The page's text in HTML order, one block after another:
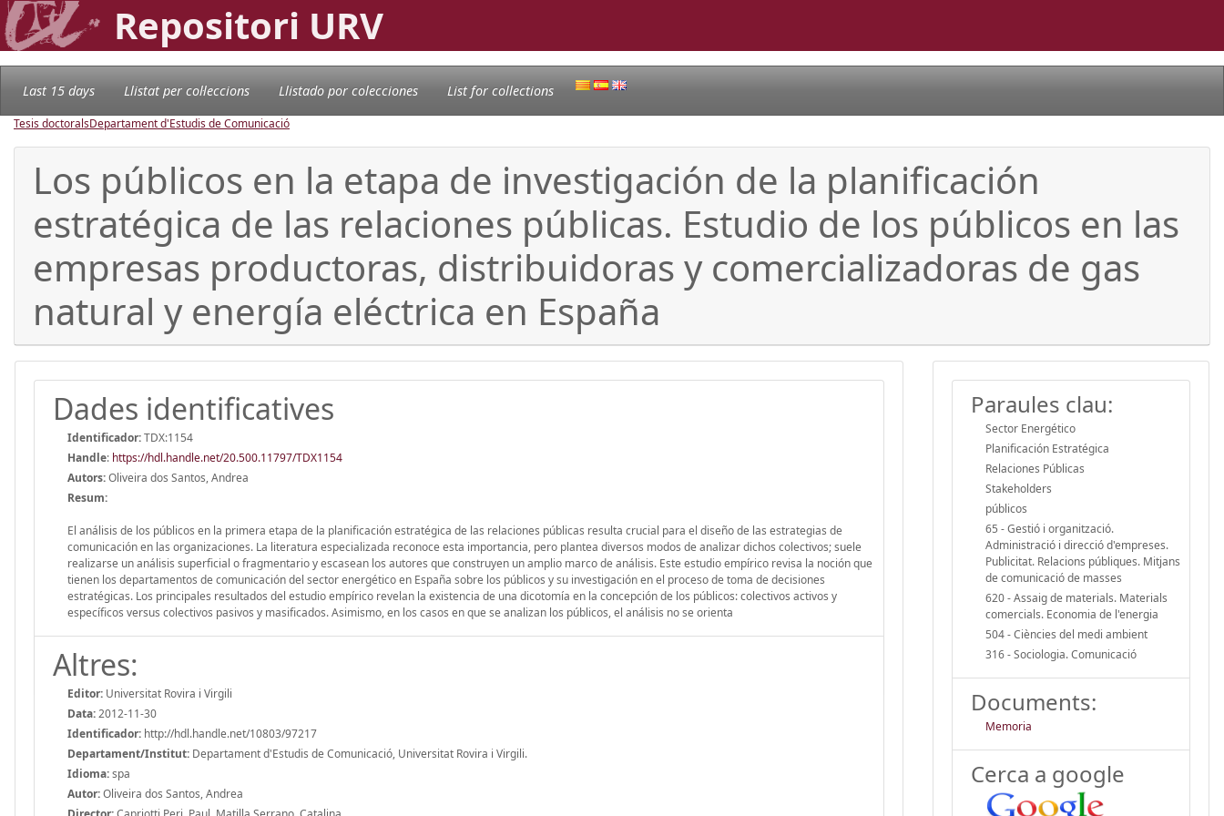
Repositori URV
Last 15 days Llistat per col·leccions Llistado por colecciones List for collections
Tesis doctoralsDepartament d'Estudis de Comunicació
Los públicos en la etapa de investigación de la planificación
estratégica de las relaciones públicas. Estudio de los públicos en las
empresas productoras, distribuidoras y comercializadoras de gas
natural y energía eléctrica en España
Dades identificatives
Identificador:TDX:1154
Handle: https://hdl.handle.net/20.500.11797/TDX1154
Autors:Oliveira dos Santos, Andrea
Resum:
El análisis de los públicos en la primera etapa de la planificación estratégica de las relaciones públicas resulta crucial para el diseño de las estrategias de
comunicación en las organizaciones. La literatura especializada reconoce esta importancia, pero plantea diversos modos de analizar dichos colectivos; suele
realizarse un análisis superficial o fragmentario y escasean los autores que construyen un amplio marco de análisis. Este estudio empírico revisa la noción que
tienen los departamentos de comunicación del sector energético en España sobre los públicos y su investigación en el proceso de toma de decisiones
estratégicas. Los principales resultados del estudio empírico revelan la existencia de una dicotomía en la concepción de los públicos: colectivos activos y
específicos versus colectivos pasivos y masificados. Asimismo, en los casos en que se analizan los públicos, el análisis no se orienta
Altres:
Editor: Universitat Rovira i Virgili
Data:2012-11-30
Identificador: http://hdl.handle.net/10803/97217
Departament/Institut: Departament d'Estudis de Comunicació, Universitat Rovira i Virgili.
Idioma:spa
Autor:Oliveira dos Santos, Andrea
Paraules clau:
Sector Energético
Planificación Estratégica
Relaciones Públicas
Stakeholders
públicos
65 - Gestió i organització.
Administració i direcció d'empreses.
Publicitat. Relacions públiques. Mitjans
de comunicació de masses
620 - Assaig de materials. Materials
comercials. Economia de l'energia
504 - Ciències del medi ambient
316 - Sociologia. Comunicació
Documents:
Memoria
Cerca a google